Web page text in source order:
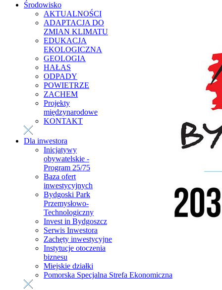
Środowisko
AKTUALNOŚCI
ADAPTACJA DO
ZMIAN KLIMATU
EDUKACJA
EKOLOGICZNA
GEOLOGIA
HAŁAS
ODPADY
POWIETRZE
ZACHEM
Projekty
międzynarodowe
KONTAKT
Dla inwestora
Inicjatywy
obywatelskie -
Program 25/75
Baza ofert
inwestycyjnych
Bydgoski Park
Przemysłowo-
Technologiczny
Invest in Bydgoszcz
Serwis Inwestora
Zachęty inwestycyjne
Instytucje otoczenia
biznesu
Miejskie działki
Pomorska Specjalna Strefa Ekonomiczna